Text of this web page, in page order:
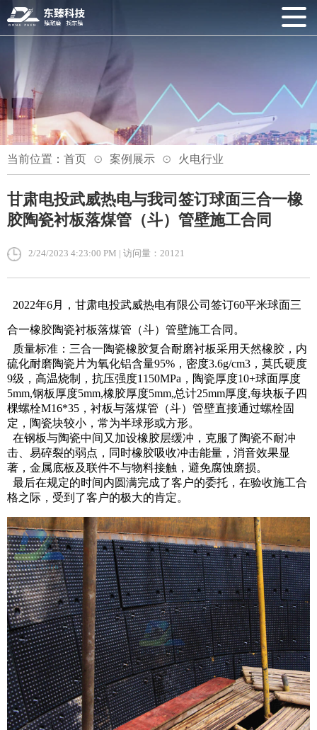
当前位置： 首页 案例展示 火电行业
甘肃电投武威热电与我司签订球面三合一橡
胶陶瓷衬板落煤管（斗）管壁施工合同
2/24/2023 4:23:00 PM | 访问量：20121
2022年6月，甘肃电投武威热电有限公司签订60平米球面三
合一橡胶陶瓷衬板落煤管（斗）管壁施工合同。
质量标准：三合一陶瓷橡胶复合耐磨衬板采用天然橡胶，内
硫化耐磨陶瓷片为氧化铝含量95%，密度3.6g/cm3，莫氏硬度
9级，高温烧制，抗压强度1150MPa，陶瓷厚度10+球面厚度
5mm,钢板厚度5mm,橡胶厚度5mm,总计25mm厚度,每块板子四
棵螺栓M16*35，衬板与落煤管（斗）管壁直接通过螺栓固
定，陶瓷块较小，常为半球形或方形。
在钢板与陶瓷中间又加设橡胶层缓冲，克服了陶瓷不耐冲
击、易碎裂的弱点，同时橡胶吸收冲击能量，消音效果显
著，金属底板及联件不与物料接触，避免腐蚀磨损。
最后在规定的时间内圆满完成了客户的委托，在验收施工合
格之际，受到了客户的极大的肯定。